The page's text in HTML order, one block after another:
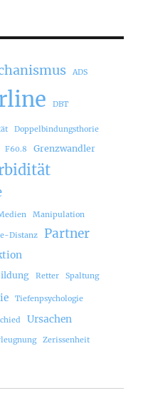
ADS
DBT
Doppelbindungsthorie
F60.8 Grenzwandler
Manipulation
Distanz Partner
Retter Spaltung
Tiefenpsychologie
Ursachen
Zerissenheit